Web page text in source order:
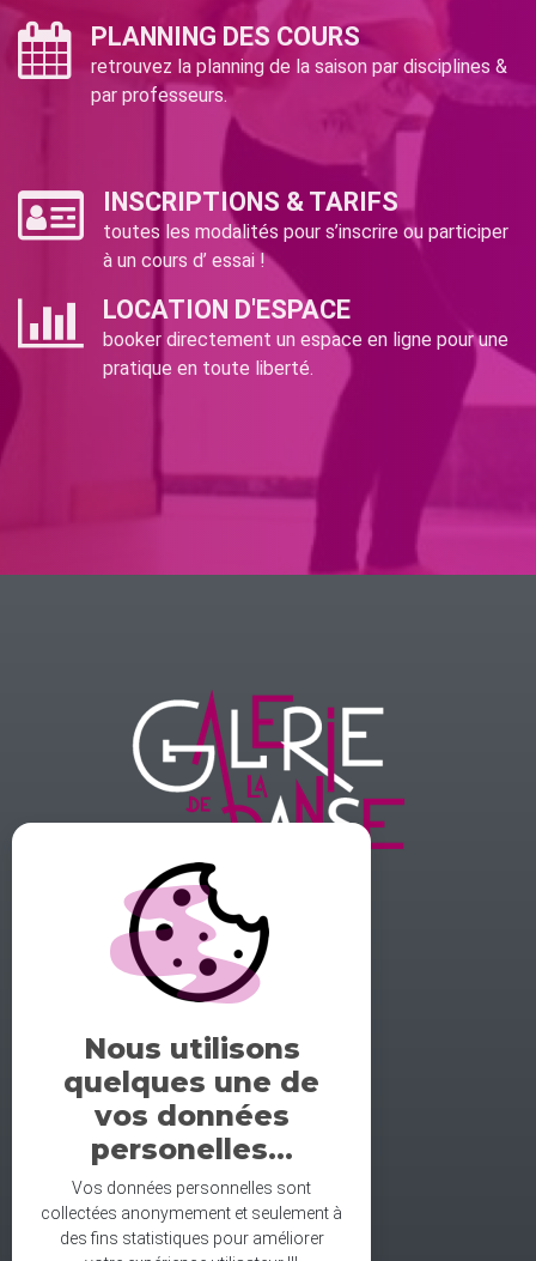
PLANNING DES COURS
retrouvez la planning de la saison par disciplines &
par professeurs.
INSCRIPTIONS & TARIFS
toutes les modalités pour s’inscrire ou participer
à un cours d’ essai !
LOCATION D'ESPACE
booker directement un espace en ligne pour une
pratique en toute liberté.
GALERIE DE LA DANSE
1 rue midol 25000 Besançon
tel: 06.71.93.54.75
contact@galeriedeladanse.fr
facebook/galeriedeladanse
instagram/lagaleriedeladanse
Nous utilisons
quelques une de
vos données
personelles...
Vos données personnelles sont
collectées anonymement et seulement à
des fins statistiques pour améliorer